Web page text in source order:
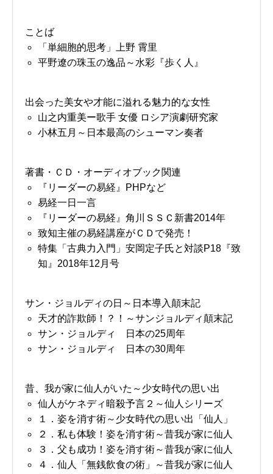
ことば
「単細胞的思考」上野 霄里
平野遼の珠玉の逸品～水彩『歩く人』
出会った美女や才能に溢れる魅力的な女性
山之内重美ー歌手 女優 ロシア演劇研究家
小林五月～日本最高のシューマン奏者
著書・ＣＤ・オーディオブック関連
『リーダーの易経』PHPなど
易経一日一言
『リーダーの易経』角川ＳＳＣ新書2014年
致知主催の易経講座がＣＤで発売！
特集「古典力入門」安岡定子氏と対談P18『致
知』2018年12月号
サン・ジョルディの日～日本導入顛末記
天才的詐欺師！？！～サンジョルディ顛末記
サン・ジョルディ 日本の25周年
サン・ジョルディ 日本の30周年
昔、我が家に仙人がいた～少女時代の思い出
仙人がケネディ暗殺予言２～仙人シリーズ
１．姿を消す術～少女時代の思い出「仙人」
２．私も体験！姿を消す術～昔我が家に仙人
３．父も成功！姿を消す術～昔我が家に仙人
４．仙人「無銭飲食の術」～昔我が家に仙人